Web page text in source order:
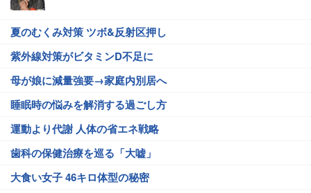
夏のむくみ対策 ツボ&反射区押し
紫外線対策がビタミンD不足に
母が娘に減量強要→家庭内別居へ
睡眠時の悩みを解消する過ごし方
運動より代謝 人体の省エネ戦略
歯科の保健治療を巡る「大嘘」
大食い女子 46キロ体型の秘密